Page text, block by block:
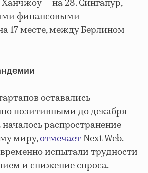
Ханчжоу — на 28. Сингапур,
финансовыми
17 месте, между Берлином
оставались
позитивными до декабря
началось распространение
миру,отмечаетNext Web.
испытали трудности
и снижение спроса.